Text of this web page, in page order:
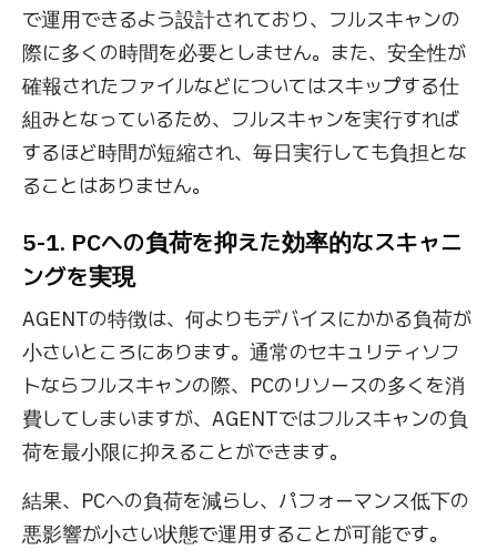
で運用できるよう設計されており、フルスキャンの
際に多くの時間を必要としません。また、安全性が
確報されたファイルなどについてはスキップする仕
組みとなっているため、フルスキャンを実行すれば
するほど時間が短縮され、毎日実行しても負担とな
ることはありません。
5-1. PCへの負荷を抑えた効率的なスキャニ
ングを実現
AGENTの特徴は、何よりもデバイスにかかる負荷が
小さいところにあります。通常のセキュリティソフ
トならフルスキャンの際、PCのリソースの多くを消
費してしまいますが、AGENTではフルスキャンの負
荷を最小限に抑えることができます。
結果、PCへの負荷を減らし、パフォーマンス低下の
悪影響が小さい状態で運用することが可能です。